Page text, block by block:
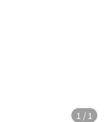
1 / 1